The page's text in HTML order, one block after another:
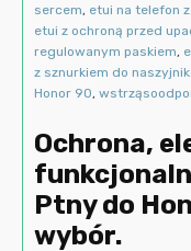
sercem, etui na telefon
etui z ochroną przed
regulowanym paskiem,
z sznurkiem do
Honor 90,
Ochrona,
Ptny do
wybór.